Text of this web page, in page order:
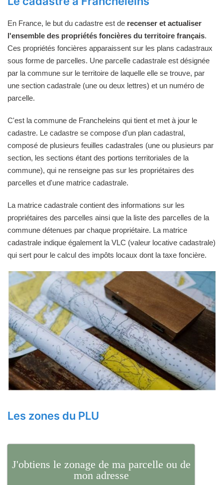
En France, le but du cadastre est de recenser et actualiser
l'ensemble des propriétés foncières du territoire français.
Ces propriétés foncières apparaissent sur les plans cadastraux
sous forme de parcelles. Une parcelle cadastrale est désignée
par la commune sur le territoire de laquelle elle se trouve, par
une section cadastrale (une ou deux lettres) et un numéro de
parcelle.
C'est la commune de Francheleins qui tient et met à jour le
cadastre. Le cadastre se compose d'un plan cadastral,
composé de plusieurs feuilles cadastrales (une ou plusieurs par
section, les sections étant des portions territoriales de la
commune), qui ne renseigne pas sur les propriétaires des
parcelles et d'une matrice cadastrale.
La matrice cadastrale contient des informations sur les
propriétaires des parcelles ainsi que la liste des parcelles de la
commune détenues par chaque propriétaire. La matrice
cadastrale indique également la VLC (valeur locative cadastrale)
qui sert pour le calcul des impôts locaux dont la taxe foncière.
Les zones du PLU
J'obtiens le zonage de ma parcelle ou de
mon adresse